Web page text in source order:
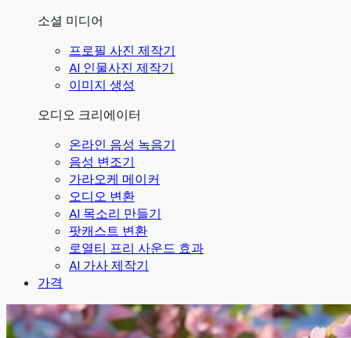
소셜 미디어
프로필 사진 제작기
AI 인물사진 제작기
이미지 생성
오디오 크리에이터
온라인 음성 녹음기
음성 변조기
가라오케 메이커
오디오 변환
AI 목소리 만들기
팟캐스트 변환
로열티 프리 사운드 효과
AI 가사 제작기
가격